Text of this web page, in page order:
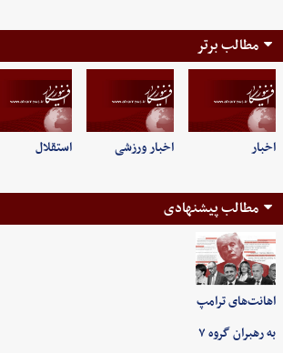
مطالب برتر
اخبار اخبار ورزشی استقلال
مطالب پیشنهادی
اهانت‌های ترامپ
به رهبران گروه ۷